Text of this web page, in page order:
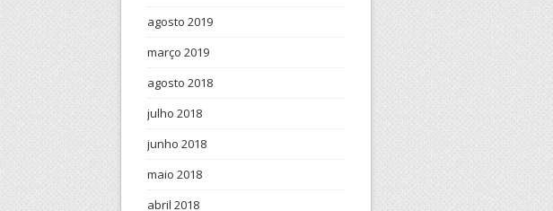
agosto 2019
março 2019
agosto 2018
julho 2018
junho 2018
maio 2018
abril 2018